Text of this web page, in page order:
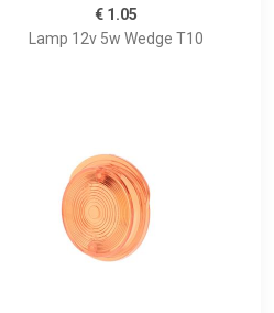
€ 1.05
Lamp 12v 5w Wedge T10